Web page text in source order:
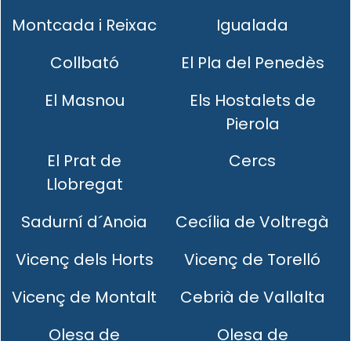
Montcada i Reixac
Igualada
Collbató
El Pla del Penedès
El Masnou
Els Hostalets de
Pierola
El Prat de
Llobregat
Cercs
Sadurní d´Anoia
Cecília de Voltregà
Vicenç dels Horts
Vicenç de Torelló
Vicenç de Montalt
Cebrià de Vallalta
Olesa de
Olesa de